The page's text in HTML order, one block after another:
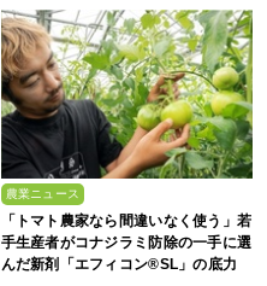
農業ニュース
「トマト農家なら間違いなく使う」若
手生産者がコナジラミ防除の一手に選
んだ新剤「エフィコン®SL」の底力